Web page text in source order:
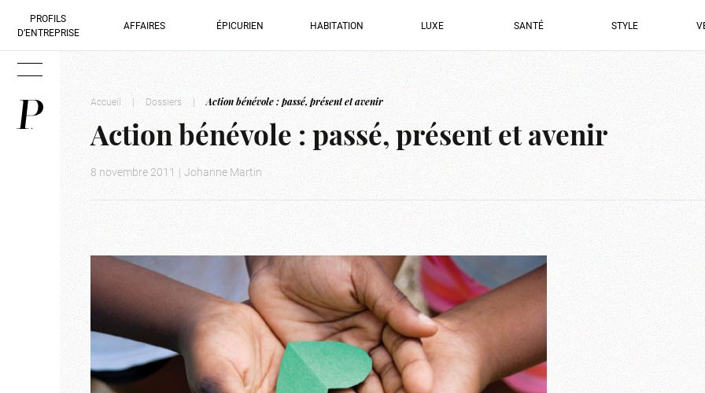
PROFILS
D’ENTREPRISE
AFFAIRES ÉPICURIEN HABITATION LUXE SANTÉ STYLE
Accueil | Dossiers | Action bénévole : passé, présent et avenir
Action bénévole : passé, présent et avenir
8 novembre 2011 | Johanne Martin